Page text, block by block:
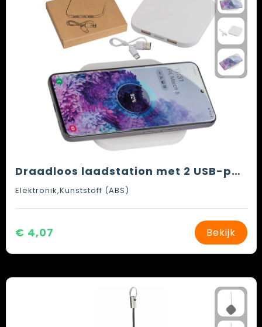
Draadloos laadstation met 2 USB-poorten
Elektronik,Kunststoff (ABS)
€ 4,07 Bekijk